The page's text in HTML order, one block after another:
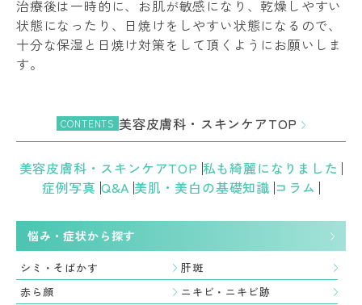
治療後は一時的に、お肌が敏感になり、乾燥しやすい
状態になったり、日焼けをしやすい状態になるので、
十分な保湿と日焼け対策をして頂くようにお願いしま
す。
CONTENTS 美容皮膚科・スキンケアTOP
美容皮膚科・スキンケアTOP 私も綺麗になりました
症例写真 Q&A美肌・美白の基礎知識 コラム
悩み・症状から探す
シミ・そばかす
肝斑
赤ら顔
ニキビ・ニキビ跡